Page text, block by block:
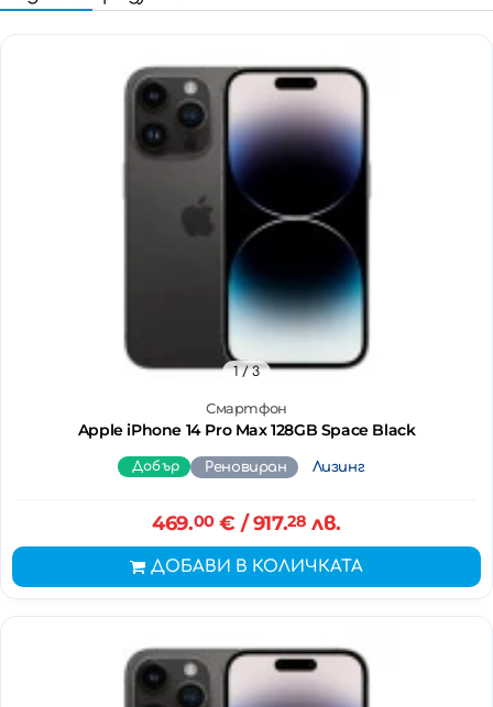
Смартфон
Apple iPhone 14 Pro Max 128GB Space Black
1/ 3
Добър Реновиран Лизинг
469.00€ / 917.28 лв.
ДОБАВИ В КОЛИЧКАТА